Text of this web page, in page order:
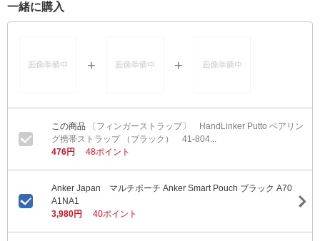
一緒に購入
〔フィンガーストラップ〕 HandLinker Putto ベアリン
グ携帯ストラップ （ブラック） 41-804...
476円
48ポイント
Anker Japan マルチポーチ Anker Smart Pouch ブラック A70
A1NA1
3,980円
40ポイント